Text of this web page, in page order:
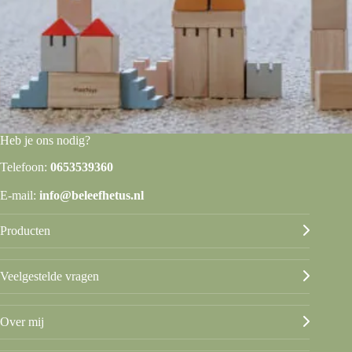
Heb je ons nodig?
Telefoon: 0653539360
E-mail: info@beleefhetus.nl
Producten
Veelgestelde vragen
Over mij